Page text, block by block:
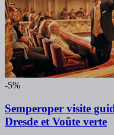
-5%
Semperoper visite
Dresde et Voûte verte